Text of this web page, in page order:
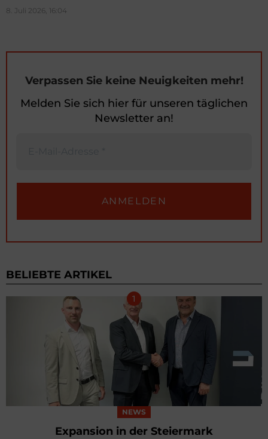
8. Juli 2026, 16:04
Verpassen Sie keine Neuigkeiten mehr!
Melden Sie sich hier für unseren täglichen
Newsletter an!
BELIEBTE ARTIKEL
NEWS
Expansion in der Steiermark